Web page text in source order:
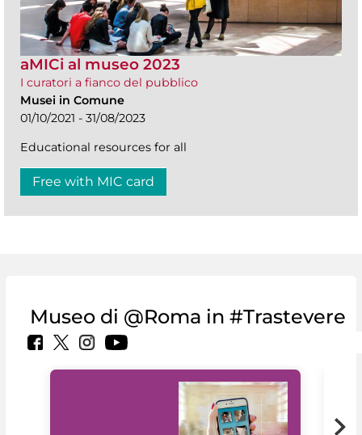
aMICi al museo 2023
I curatori a fianco del pubblico
Musei in Comune
01/10/2021 - 31/08/2023
Educational resources for all
Free with MIC card
Museo di @Roma in #Trastevere